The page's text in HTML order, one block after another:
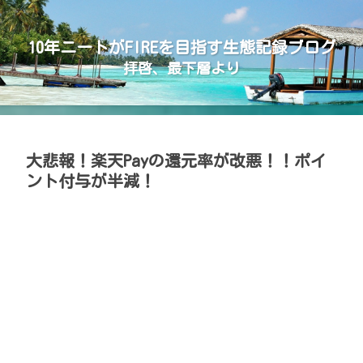
10年ニートがFIREを目指す生態記録ブログ
拝啓、最下層より
大悲報！楽天Payの還元率が改悪！！ポイ
ント付与が半減！